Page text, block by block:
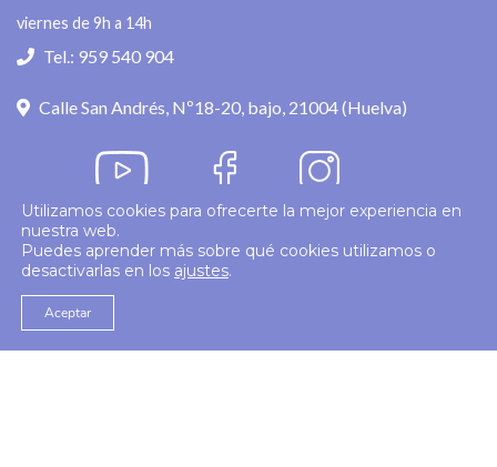
viernes de 9h a 14h
Tel.: 959 540 904
Calle San Andrés, Nº18-20, bajo, 21004 (Huelva)
© 2026 Colegio Enfermería Huelva
Utilizamos cookies para ofrecerte la mejor experiencia en
nuestra web.
Puedes aprender más sobre qué cookies utilizamos o
desactivarlas en los ajustes.
Aceptar